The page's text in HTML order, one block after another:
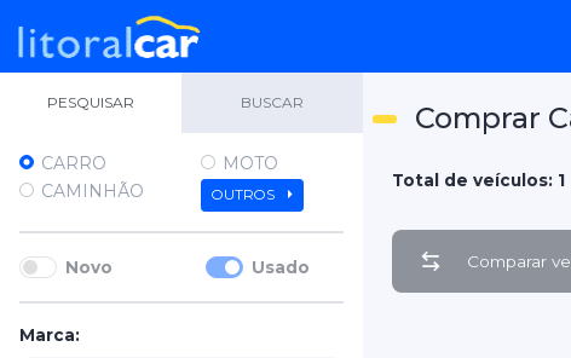
PESQUISAR BUSCAR
CARRO
MOTO
CAMINHÃO
OUTROS
Novo Usado
Marca:
Comprar
Total de veículos: 1
Comparar